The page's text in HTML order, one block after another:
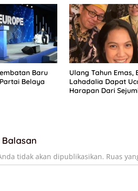
Baru
Belaya
Ulang Tahun Emas,
Lahadalia Dapat
Harapan Dari
tidak akan dipublikasikan. Ruas